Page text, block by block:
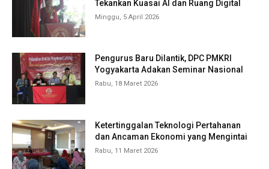
Tekankan Kuasai AI dan Ruang Digital
Minggu, 5 April 2026
Pengurus Baru Dilantik, DPC PMKRI
Yogyakarta Adakan Seminar Nasional
Rabu, 18 Maret 2026
Ketertinggalan Teknologi Pertahanan
dan Ancaman Ekonomi yang Mengintai
Rabu, 11 Maret 2026